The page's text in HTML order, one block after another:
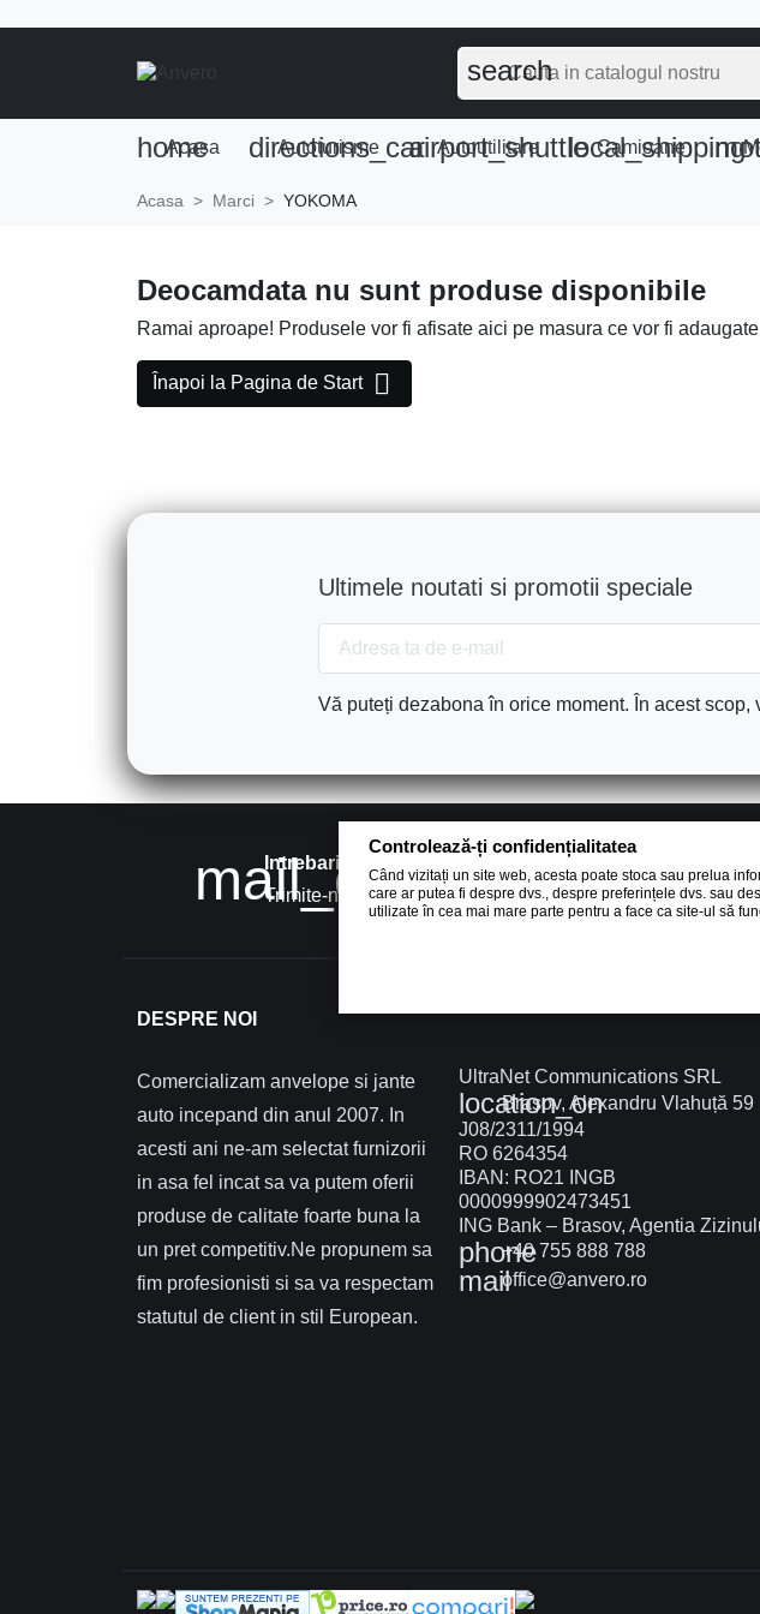
search
home
Acasa directions_car
Autoturisme airport_shuttle
Autoutilitare local_shipping
Camioane
Acasa Marci YOKOMA
Deocamdata nu sunt produse disponibile
Ramai aproape! Produsele vor fi afisate aici pe masura ce vor fi
Înapoi la Pagina de Start 
Ultimele noutati si promotii speciale
Vă puteți dezabona în orice moment. În acest
mail_outline
Intrebari?
Trimite-ne un mail
phone
Luni-Vineri: 09:00
DESPRE NOI
Comercializam anvelope si jante
auto incepand din anul 2007. In
acesti ani ne-am selectat furnizorii
in asa fel incat sa va putem oferii
produse de calitate foarte buna la
un pret competitiv.Ne propunem sa
fim profesionisti si sa va respectam
statutul de client in stil European.
UltraNet Communications SRL
location_on
Brașov, Alexandru Vlahuță 59
J08/2311/1994
RO 6264354
IBAN: RO21 INGB
0000999902473451
ING Bank – Brasov, Agentia
phone+40 755 888 788
mailoffice@anvero.ro
Controlează-ți confidențialitatea
Când vizitați un site web, acesta poate stoca sau prelua
care ar putea fi despre dvs., despre preferințele dvs. sau
utilizate în cea mai mare parte pentru a face ca site-ul să